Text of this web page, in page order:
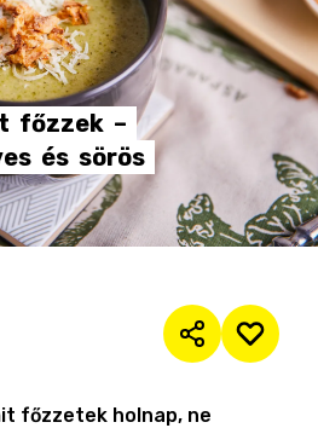
főzzek –
és sörös
főzzetek holnap, ne